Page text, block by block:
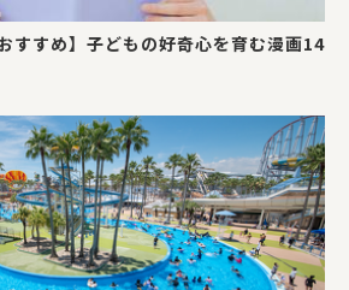
すすめ】子どもの好奇心を育む漫画14